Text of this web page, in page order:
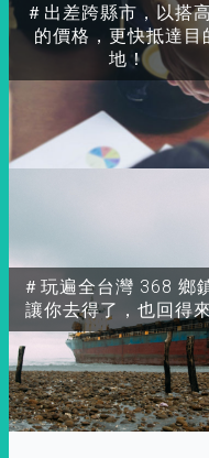
＃出差跨縣市，以搭
的價格，更快抵達目
地！
＃玩遍全台灣 368 鄉
讓你去得了，也回得